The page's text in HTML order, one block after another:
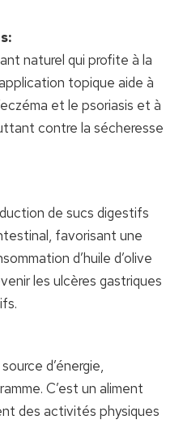
naturel qui profite à la
topique aide à
et le psoriasis et à
contre la sécheresse
de sucs digestifs
favorisant une
d’huile d’olive
les ulcères gastriques
d’énergie,
C’est un aliment
des activités physiques